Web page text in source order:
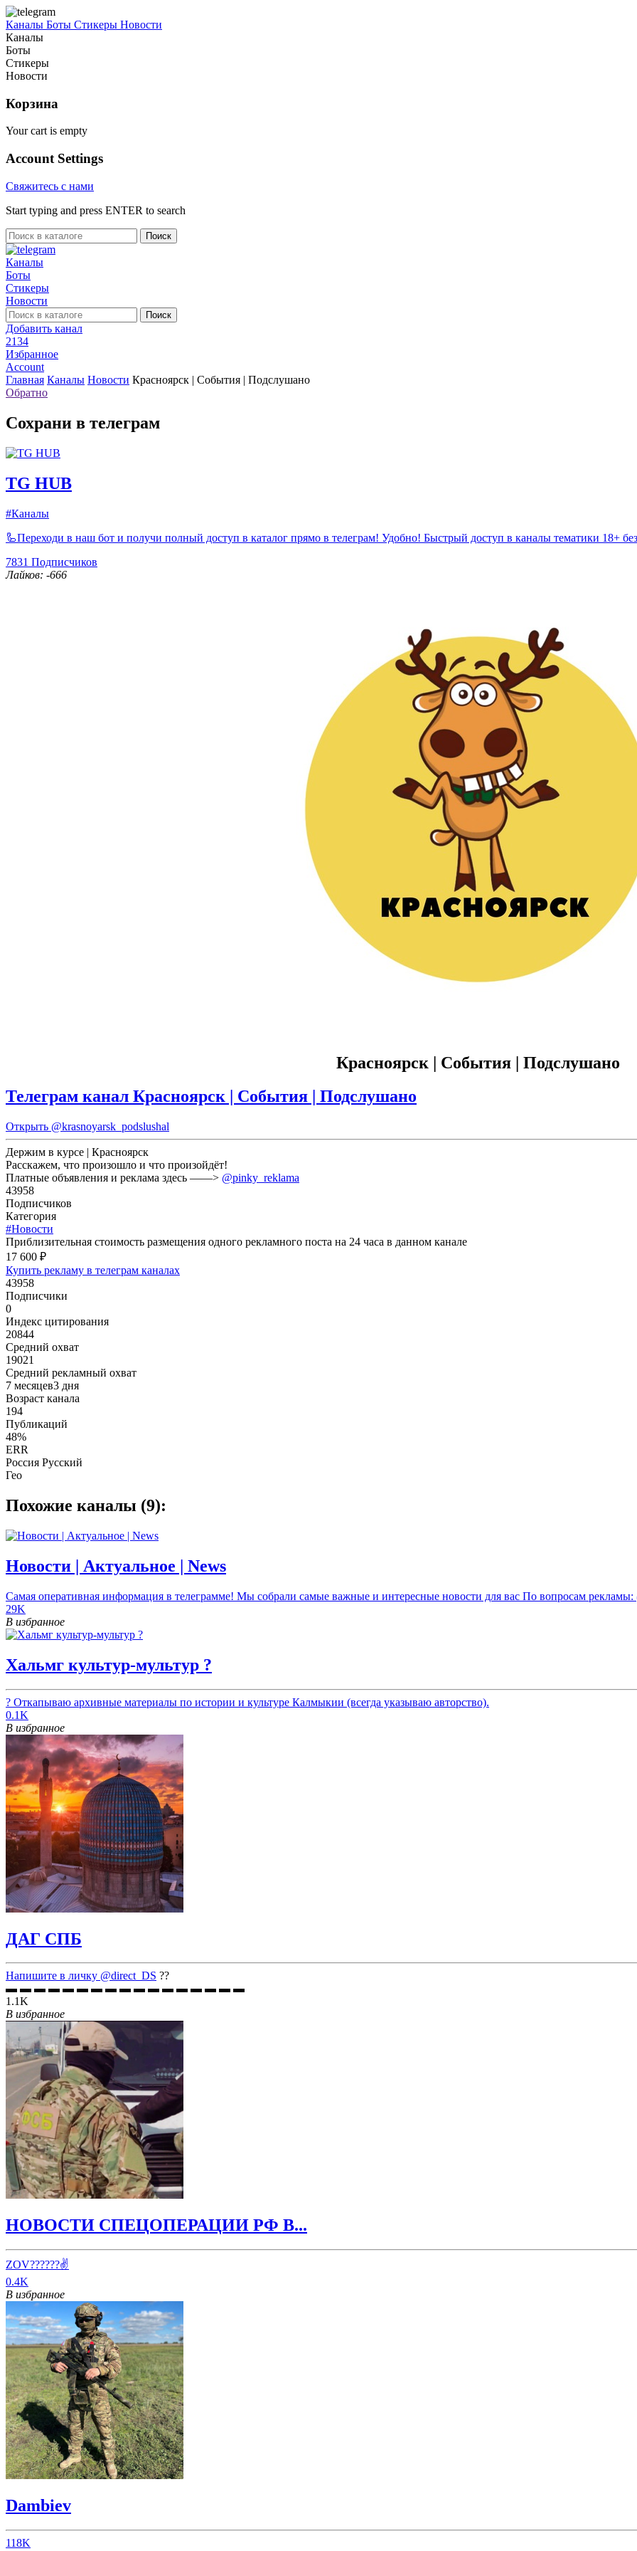
Каналы Боты Стикеры Новости
Каналы
Боты
Стикеры
Новости
Корзина
Your cart is empty
Account Settings
Свяжитесь с нами
Start typing and press ENTER to search
Поиск
Каналы
Боты
Стикеры
Новости
Поиск
Добавить канал
2134
Избранное
Account
Главная Каналы Новости Красноярск | События | Подслушано
Обратно
Сохрани в телеграм
TG HUB
#Каналы
🦾Переходи в наш бот и получи полный доступ в каталог прямо в телеграм! Удобно! Быстрый доступ в каналы тематики 18+
7831 Подписчиков
Лайков: -666
Красноярск | События | Подслушано
Телеграм канал Красноярск | События | Подслушано
Открыть @krasnoyarsk_podslushal
Держим в курсе | Красноярск
Расскажем, что произошло и что произойдёт!
Платные объявления и реклама здесь ——> @pinky_reklama
43958
Подписчиков
Категория
#Новости
Приблизительная стоимость размещения одного рекламного поста на 24 часа в данном канале
17 600 ₽
Купить рекламу в телеграм каналах
43958
Подписчики
0
Индекс цитирования
20844
Средний охват
19021
Средний рекламный охват
7 месяцев3 дня
Возраст канала
194
Публикаций
48%
ERR
Россия Русский
Гео
Похожие каналы (9):
Новости | Актуальное | News
Самая оперативная информация в телеграмме! Мы собрали самые важные и интересные новости для вас По вопросам рекламы:
29K
В избранное
Хальмг культур-мультур ?
? Откапываю архивные материалы по истории и культуре Калмыкии (всегда указываю авторство).
0.1K
В избранное
ДАГ СПБ
Напишите в личку @direct_DS ??
▬ ▬ ▬ ▬ ▬ ▬ ▬ ▬ ▬ ▬ ▬ ▬ ▬ ▬ ▬ ▬ ▬
1.1K
В избранное
НОВОСТИ СПЕЦОПЕРАЦИИ РФ В...
ZOV??????✌️
0.4K
В избранное
Dambiev
118K